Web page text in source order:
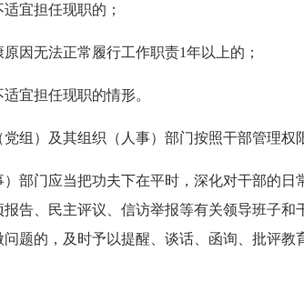
宜担任现职的；
原因无法正常履行工作职责1年以上的；
适宜担任现职的情形。
组）及其组织（人事）部门按照干部管理权
部门应当把功夫下在平时，深化对干部的日
告、民主评议、信访举报等有关领导班子
题的，及时予以提醒、谈话、函询、批评